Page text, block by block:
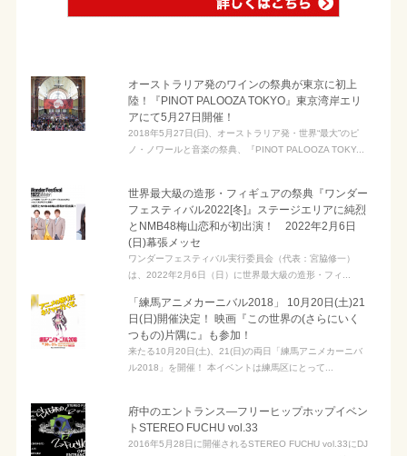
オーストラリア発のワインの祭典が東京に初上
陸！『PINOT PALOOZA TOKYO』東京湾岸エリ
アにて5月27日開催！
2018年5月27日(日)、オーストラリア発・世界“最大”のピ
ノ・ノワールと音楽の祭典、『PINOT PALOOZA TOKY...
世界最大級の造形・フィギュアの祭典『ワンダー
フェスティバル2022[冬]』ステージエリアに純烈
とNMB48梅山恋和が初出演！ 2022年2月6日
(日)幕張メッセ
ワンダーフェスティバル実行委員会（代表：宮脇修一）
は、2022年2月6日（日）に世界最大級の造形・フィ...
「練馬アニメカーニバル2018」 10月20日(土)21
日(日)開催決定！ 映画『この世界の(さらにいく
つもの)片隅に』も参加！
来たる10月20日(土)、21(日)の両日「練馬アニメカーニバ
ル2018」を開催！ 本イベントは練馬区にとって...
府中のエントランス―フリーヒップホップイベン
トSTEREO FUCHU vol.33
2016年5月28日に開催されるSTEREO FUCHU vol.33にDJ